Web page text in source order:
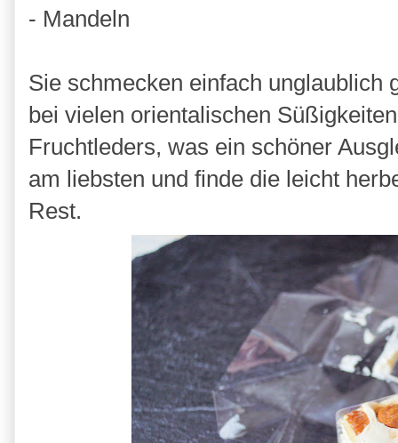
- Mandeln
Sie schmecken einfach unglaublich
bei vielen orientalischen
Fruchtleders, was ein schöner
am liebsten und finde die leicht
Rest.